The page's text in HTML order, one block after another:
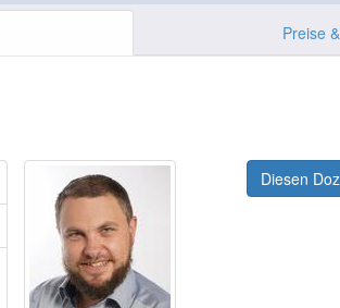
Preise
Diesen